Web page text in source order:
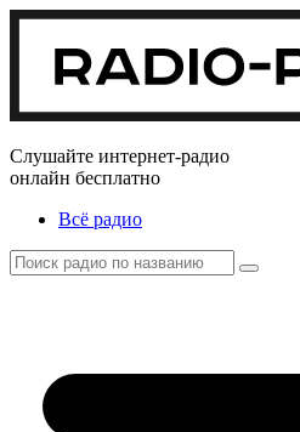
Слушайте интернет-радио
онлайн бесплатно
Всё радио